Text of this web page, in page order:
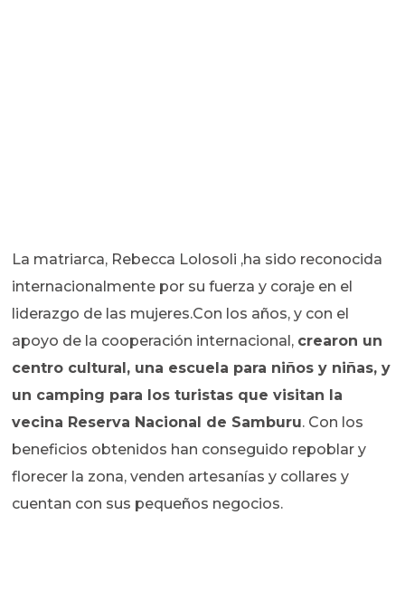
La matriarca, Rebecca Lolosoli ,ha sido reconocida
internacionalmente por su fuerza y coraje en el
liderazgo de las mujeres.Con los años, y con el
apoyo de la cooperación internacional, crearon un
centro cultural, una escuela para niños y niñas, y
un camping para los turistas que visitan la
vecina Reserva Nacional de Samburu. Con los
beneficios obtenidos han conseguido repoblar y
florecer la zona, venden artesanías y collares y
cuentan con sus pequeños negocios.